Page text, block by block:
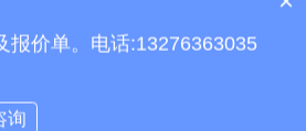
英文实时切换
质保时间是多久？
报价单。电话:13276363035
询